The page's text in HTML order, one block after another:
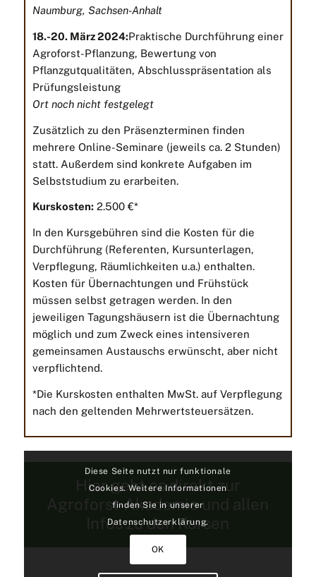
Naumburg, Sachsen-Anhalt
18.-20. März 2024:Praktische Durchführung einer
Agroforst-Pflanzung, Bewertung von
Pflanzgutqualitäten, Abschlusspräsentation als
Prüfungsleistung
Ort noch nicht festgelegt
Zusätzlich zu den Präsenzterminen finden
mehrere Online-Seminare (jeweils ca. 2 Stunden)
statt. Außerdem sind konkrete Aufgaben im
Selbststudium zu erarbeiten.
Kurskosten:2.500 €*
In den Kursgebühren sind die Kosten für die
Durchführung (Referenten, Kursunterlagen,
Verpflegung, Räumlichkeiten u.a.) enthalten.
Kosten für Übernachtungen und Frühstück
müssen selbst getragen werden. In den
jeweiligen Tagungshäusern ist die Übernachtung
möglich und zum Zweck eines intensiveren
gemeinsamen Austauschs erwünscht, aber nicht
verpflichtend.
*Die Kurskosten enthalten MwSt. auf Verpflegung
nach den geltenden Mehrwertsteuersätzen.
Hier geht es direkt zur
Agroforst-Akademie und allen
Infos zu den Kursen
Diese Seite nutzt nur funktionale
Cookies. Weitere Informationen
finden Sie in unserer
Datenschutzerklärung.
OK